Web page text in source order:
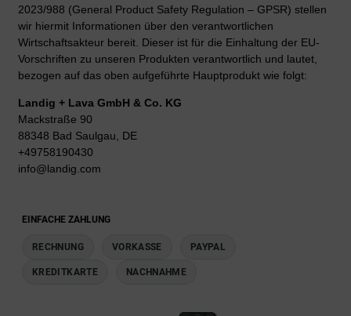
2023/988 (General Product Safety Regulation – GPSR) stellen
wir hiermit Informationen über den verantwortlichen
Wirtschaftsakteur bereit. Dieser ist für die Einhaltung der EU-
Vorschriften zu unseren Produkten verantwortlich und lautet,
bezogen auf das oben aufgeführte Hauptprodukt wie folgt:
Landig + Lava GmbH & Co. KG
Mackstraße 90
88348 Bad Saulgau, DE
+49758190430
info@landig.com
EINFACHE ZAHLUNG
RECHNUNG VORKASSE PAYPAL
KREDITKARTE NACHNAHME